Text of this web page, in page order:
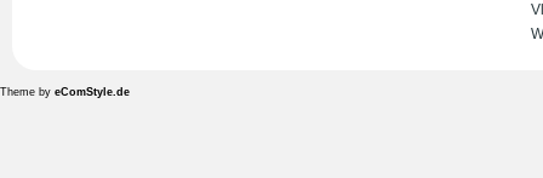
Theme by eComStyle.de